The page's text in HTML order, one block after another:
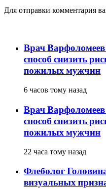
Для отправки комментария
Врач
способ снизить
пожилых мужчин
6 часов тому назад
Врач
способ снизить
пожилых мужчин
22 часа тому назад
Флеболог
визуальных